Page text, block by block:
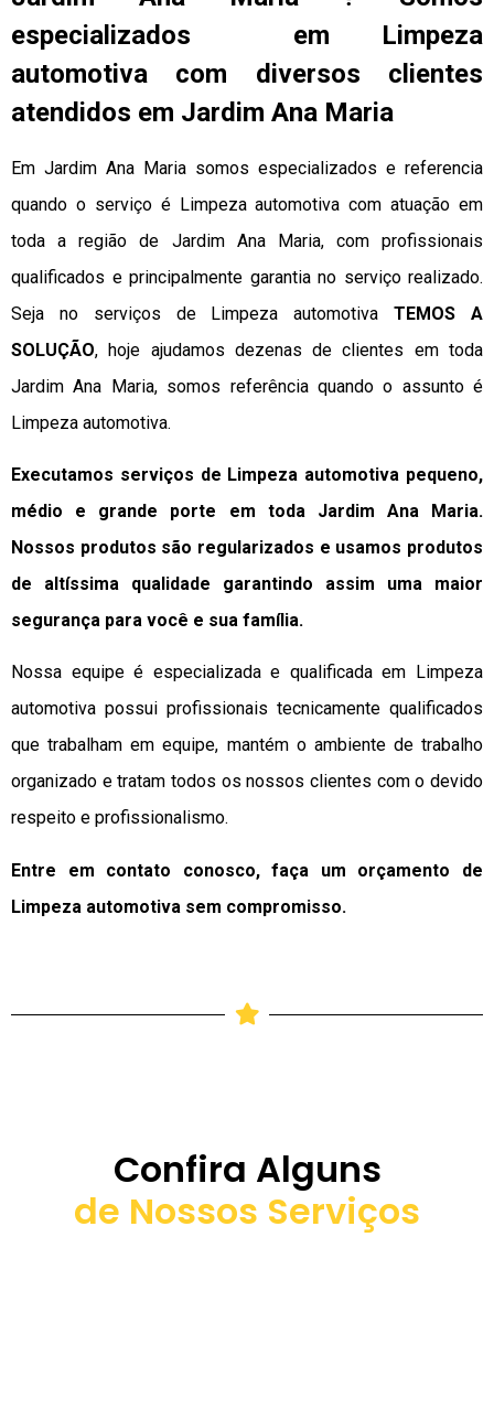
especializados em Limpeza
automotiva com diversos clientes
atendidos em Jardim Ana Maria
Em Jardim Ana Maria somos especializados e referencia
quando o serviço é Limpeza automotiva com atuação em
toda a região de Jardim Ana Maria, com profissionais
qualificados e principalmente garantia no serviço realizado.
Seja no serviços de Limpeza automotivaTEMOS A
SOLUÇÃO, hoje ajudamos dezenas de clientes em toda
Jardim Ana Maria, somos referência quando o assunto é
Limpeza automotiva.
Executamos serviços de Limpeza automotiva pequeno,
médio e grande porte em toda Jardim Ana Maria.
Nossos produtos são regularizados e usamos produtos
de altíssima qualidade garantindo assim uma maior
segurança para você e sua família.
Nossa equipe é especializada e qualificada em Limpeza
automotiva possui profissionais tecnicamente qualificados
que trabalham em equipe, mantém o ambiente de trabalho
organizado e tratam todos os nossos clientes com o devido
respeito e profissionalismo.
Entre em contato conosco, faça um orçamento de
Limpeza automotiva sem compromisso.
Confira Alguns
de Nossos Serviços